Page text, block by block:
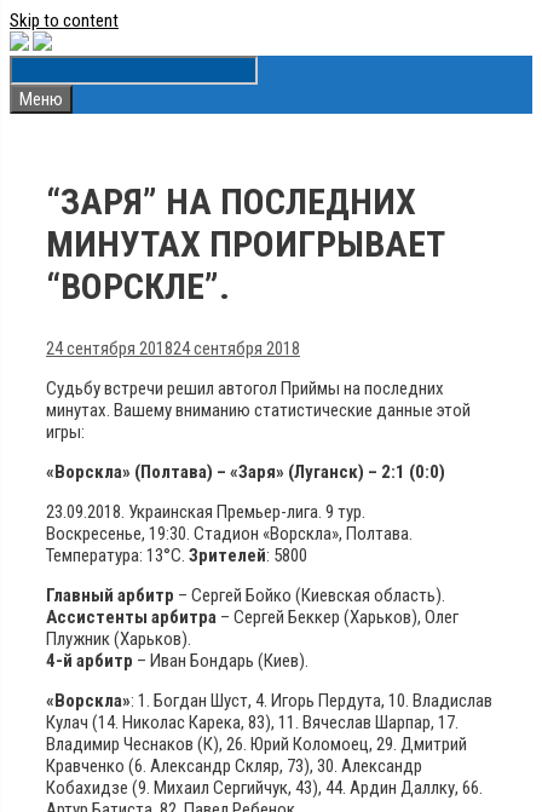
Skip to content
Меню
“ЗАРЯ” НА ПОСЛЕДНИХ
МИНУТАХ ПРОИГРЫВАЕТ
“ВОРСКЛЕ”.
24 сентября 201824 сентября 2018
Судьбу встречи решил автогол Приймы на последних
минутах. Вашему вниманию статистические данные этой
игры:
«Ворскла» (Полтава) – «Заря» (Луганск) – 2:1 (0:0)
23.09.2018. Украинская Премьер-лига. 9 тур.
Воскресенье, 19:30. Стадион «Ворскла», Полтава.
Температура: 13°С. Зрителей: 5800
Главный арбитр – Сергей Бойко (Киевская область).
Ассистенты арбитра – Сергей Беккер (Харьков), Олег
Плужник (Харьков).
4-й арбитр – Иван Бондарь (Киев).
«Ворскла»: 1. Богдан Шуст, 4. Игорь Пердута, 10. Владислав
Кулач (14. Николас Карека, 83), 11. Вячеслав Шарпар, 17.
Владимир Чеснаков (К), 26. Юрий Коломоец, 29. Дмитрий
Кравченко (6. Александр Скляр, 73), 30. Александр
Кобахидзе (9. Михаил Сергийчук, 43), 44. Ардин Даллку, 66.